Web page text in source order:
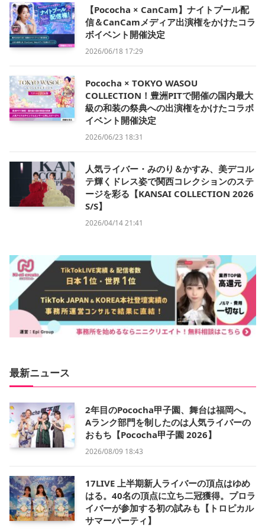
【Pococha × CanCam】ナイトプール配
信＆CanCamメディア出演権をかけたコラ
ボイベント開催決定
2026/06/18 17:29
Pococha × TOKYO WASOU
COLLECTION！豊洲PITで開催の国内最大
級の和装の祭典への出演権をかけたコラボ
イベント開催決定
2026/06/23 18:31
人気ライバー・みのり＆かすみ、美デコル
テ輝くドレス姿で関西コレクションのステ
ージを彩る【KANSAI COLLECTION 2026
S/S】
2026/04/14 21:41
最新ニュース
2年目のPococha甲子園、舞台は福岡へ。
Aランク部門を制したのは人気ライバーの
おもち【Pococha甲子園 2026】
2026/08/09 18:43
17LIVE 上半期新人ライバーの頂点はゆめ
はる。40名の頂点に立ち二冠獲得。プロラ
イバーが参加する初の試みも【トロピカル
サマーパーティ】